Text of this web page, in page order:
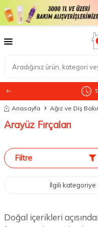
Anasayfa Ağız ve Diş
Arayüz Fırçaları
Filtre
İlgili kategoriye
Doğal içerikleri